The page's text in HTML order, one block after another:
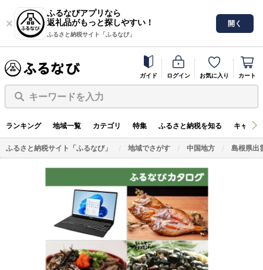
ふるなびアプリなら
返礼品がもっと探しやすい！
ふるさと納税サイト「ふるなび」
開く
ガイド ログイン お気に入り カート
キーワードを入力
ランキング 地域一覧 カテゴリ 特集 ふるさと納税を知る キャン
ふるさと納税サイト「ふるなび」 地域でさがす 中国地方 島根県出